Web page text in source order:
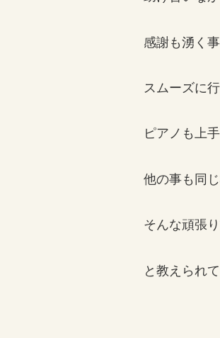
感謝も湧く
スムーズに
ピアノも上
他の事も同
そんな頑張
と教えられて